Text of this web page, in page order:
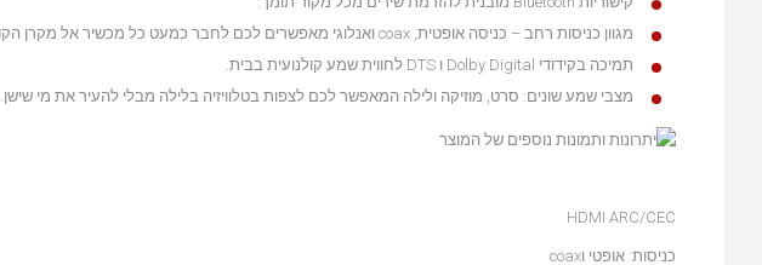
מגוון כניסות רחב – כניסה אופטית, coax ואנלוגי מאפשרים לכם לחבר כמעט כל מכשיר אל מקרן הקול.
תמיכה בקידודי Dolby Digital ו DTS לחווית שמע קולנועית בבית.
מצבי שמע שונים: סרט, מוזיקה ולילה המאפשר לכם לצפות בטלוויזיה בלילה מבלי להעיר את מי שישן.
HDMI ARC/CEC
כניסות: אופטי וcoax